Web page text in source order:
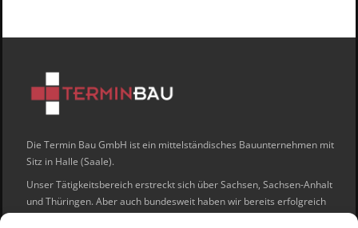
Die Termin Bau GmbH ist ein mittelständisches Bauunternehmen mit
Sitz in Halle (Saale).
Unser Tätigkeitsbereich erstreckt sich über Sachsen, Sachsen-Anhalt
und Thüringen. Aber auch bundesweit haben wir bereits erfolgreich